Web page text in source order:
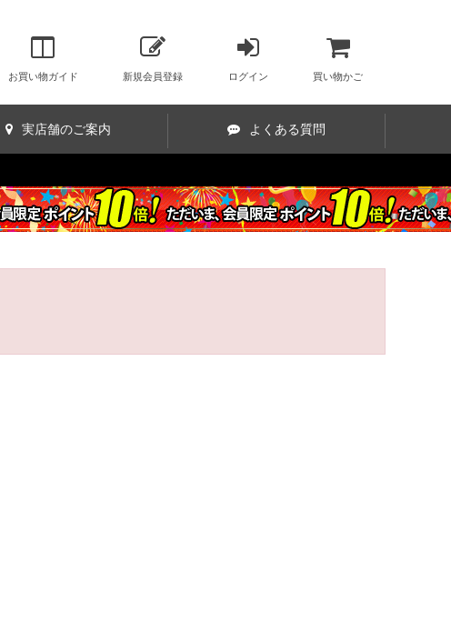
お買い物ガイド 新規会員登録 ログイン 買い物かご
実店舗のご案内 よくある質問